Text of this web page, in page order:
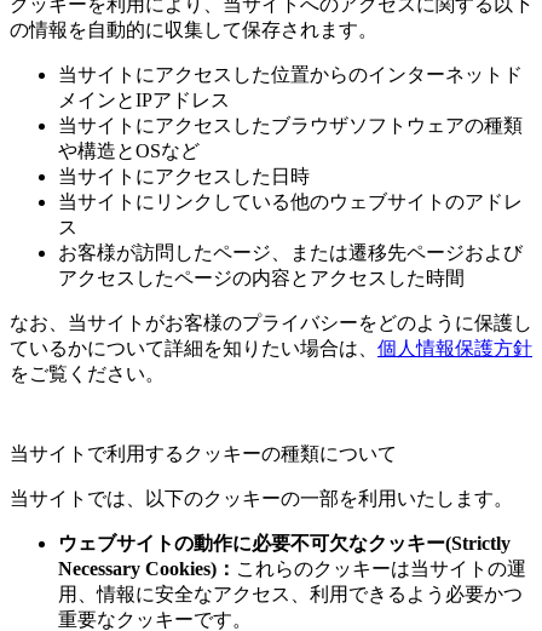
の情報を自動的に収集して保存されます。
当サイトにアクセスした位置からのインターネットド
メインとIPアドレス
当サイトにアクセスしたブラウザソフトウェアの種類
や構造とOSなど
当サイトにアクセスした日時
当サイトにリンクしている他のウェブサイトのアドレ
ス
お客様が訪問したページ、または遷移先ページおよび
アクセスしたページの内容とアクセスした時間
なお、当サイトがお客様のプライバシーをどのように保護し
ているかについて詳細を知りたい場合は、 個人情報保護方針
をご覧ください。
当サイトで利用するクッキーの種類について
当サイトでは、以下のクッキーの一部を利用いたします。
ウェブサイトの動作に必要不可欠なクッキー(Strictly
Necessary Cookies)： これらのクッキーは当サイトの運
用、情報に安全なアクセス、利用できるよう必要かつ
重要なクッキーです。